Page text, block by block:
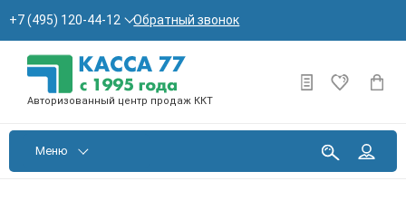
+7 (495) 120-44-12 Обратный звонок
Авторизованный центр продаж ККТ
Меню